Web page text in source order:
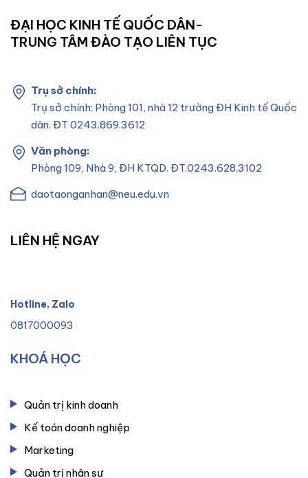
ĐẠI HỌC KINH TẾ QUỐC DÂN-
TRUNG TÂM ĐÀO TẠO LIÊN TỤC
Trụ sở chính:
Trụ sở chính: Phòng 101, nhà 12 trường ĐH Kinh tế Quốc
dân. ĐT 0243.869.3612
Văn phòng:
Phòng 109, Nhà 9, ĐH KTQD. ĐT.0243.628.3102
daotaonganhan@neu.edu.vn
LIÊN HỆ NGAY
Hotline, Zalo
0817000093
KHOÁ HỌC
Quản trị kinh doanh
Kế toán doanh nghiệp
Marketing
Quản trị nhân sự